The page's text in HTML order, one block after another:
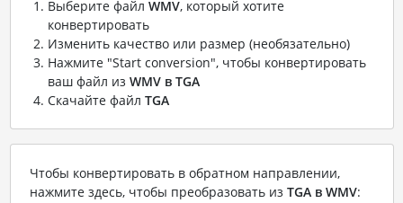
Выберите файл WMV, который хотите
конвертировать
Изменить качество или размер (необязательно)
Нажмите "Start conversion", чтобы конвертировать
ваш файл из WMV в TGA
Скачайте файл TGA
Чтобы конвертировать в обратном направлении,
нажмите здесь, чтобы преобразовать из TGA в WMV: